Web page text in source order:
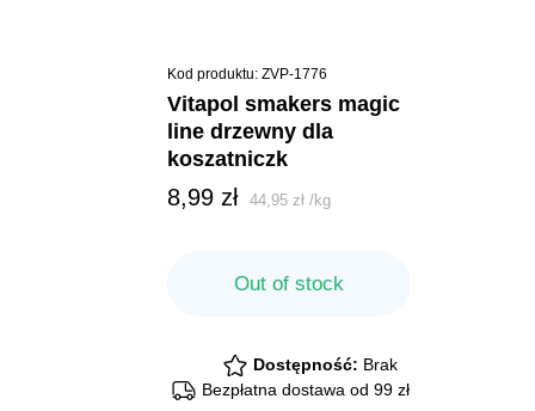
Kod produktu: ZVP-1776
vitapol smakers magic
line drzewny dla
koszatniczk
8,99 zł 44,95zł /kg
Out of stock
Dostępność: Brak
Bezpłatna dostawa od 99 zł